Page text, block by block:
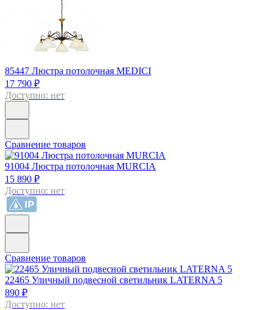
85447 Люстра потолочная MEDICI
17 790 ₽
Доступно: нет
Сравнение товаров
91004 Люстра потолочная MURCIA
15 890 ₽
Доступно: нет
Сравнение товаров
22465 Уличный подвесной светильник LATERNA 5
890 ₽
Доступно: нет